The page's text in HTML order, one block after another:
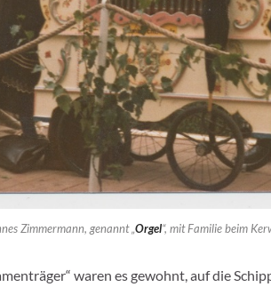
Zimmermann, genannt „Orgel“, mit Familie beim
waren es gewohnt, auf die